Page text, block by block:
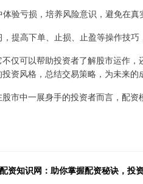
验亏损，培养风险意识，避免在真
提高下单、止损、止盈等操作技巧
仅可以帮助投资者了解股市运作
资风格，总结交易策略，为未来的
市中一展身手的投资者而言，配
资知识网：助你掌握配资秘诀，投